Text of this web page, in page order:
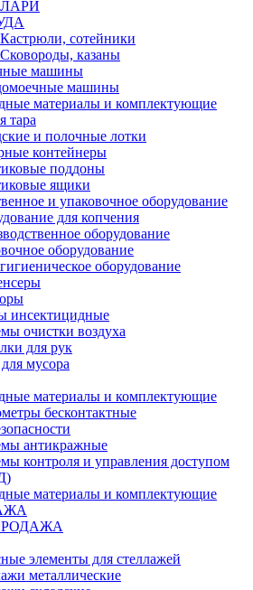
ЛАРИ
Кастрюли, сотейники
Сковороды, казаны
машины
машины
материалы и комплектующие
тара
и полочные лотки
контейнеры
поддоны
ящики
и упаковочное оборудование
для копчения
оборудование
оборудование
оборудование
инсектицидные
очистки воздуха
для рук
мусора
материалы и комплектующие
бесконтактные
антикражные
контроля и управления доступом
материалы и комплектующие
элементы для стеллажей
металлические